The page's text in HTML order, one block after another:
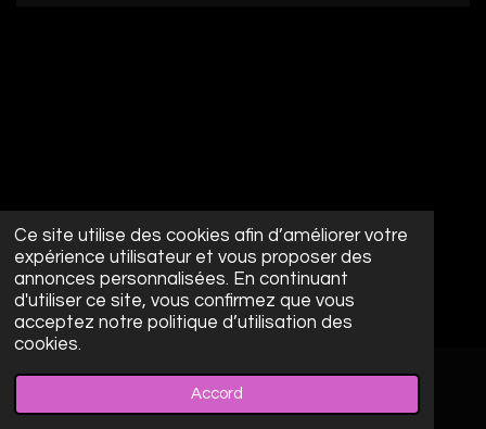
Ce site utilise des cookies afin d’améliorer votre
expérience utilisateur et vous proposer des
annonces personnalisées. En continuant
d'utiliser ce site, vous confirmez que vous
acceptez notre politique d’utilisation des
cookies.
Accord